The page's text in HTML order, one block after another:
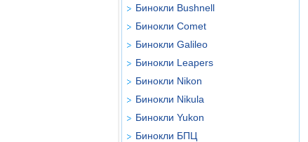
Бинокли Bushnell
Бинокли Comet
Бинокли Galileo
Бинокли Leapers
Бинокли Nikon
Бинокли Nikula
Бинокли Yukon
Бинокли БПЦ